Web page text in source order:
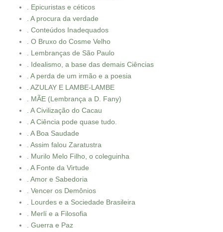
. Epicuristas e céticos
. A procura da verdade
. Conteúdos Inadequados
. O Bruxo do Cosme Velho
. Lembranças de São Paulo
. Idealismo, a base das demais Ciências
. A perda de um irmão e a poesia
. AZULAY E LAMBE-LAMBE
. MÃE (Lembrança a D. Fany)
. A Civilização do Cacau
. A Ciência pode quase tudo.
. A Boa Saudade
. Assim falou Zaratustra
. Murilo Melo Filho, o coleguinha
. A Fonte da Virtude
. Amor e Sabedoria
. Vencer os Demônios
. Lourdes e a Sociedade Brasileira
. Merlí e a Filosofia
. Guerra e Paz